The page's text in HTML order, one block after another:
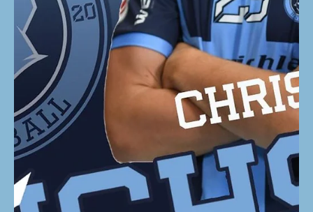
15. Mai
Die BT Füchse freuen sich, die
Vertragsverlängerung von